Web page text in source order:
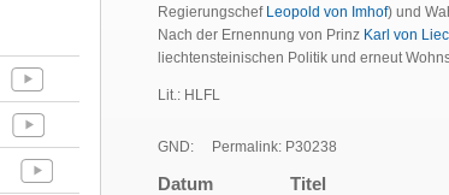
Regierungschef Leopold von Imhof) und
Nach der Ernennung von Prinz Karl von
liechtensteinischen Politik und erneut
Lit.: HLFL
GND: Permalink: P30238
Datum Titel